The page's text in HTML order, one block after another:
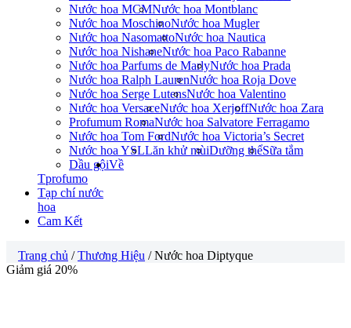
Nước hoa MCMNước hoa Montblanc
Nước hoa MoschinoNước hoa Mugler
Nước hoa NasomattoNước hoa Nautica
Nước hoa NishaneNước hoa Paco Rabanne
Nước hoa Parfums de MarlyNước hoa Prada
Nước hoa Ralph LaurenNước hoa Roja Dove
Nước hoa Serge LutensNước hoa Valentino
Nước hoa VersaceNước hoa XerjoffNước hoa Zara
Profumum RomaNước hoa Salvatore Ferragamo
Nước hoa Tom FordNước hoa Victoria’s Secret
Nước hoa YSLLăn khử mùiDưỡng thểSữa tắm
Dầu gộiVề
Tprofumo
Tạp chí nước
hoa
Cam Kết
Trang chủ /Thương Hiệu / Nước hoa Diptyque
Giảm giá 20%